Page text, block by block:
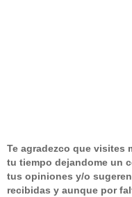
Te agradezco que visites
tu tiempo dejandome un
tus opiniones y/o
recibidas y aunque por